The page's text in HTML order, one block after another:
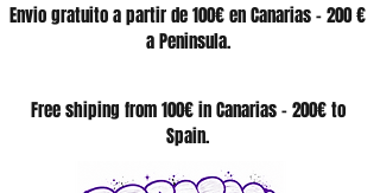
Envio gratuito a partir de 100€ en Canarias - 200 €
a Peninsula.
SKATE SHOP
Free shiping from 100€ in Canarias - 200€ to
Spain.